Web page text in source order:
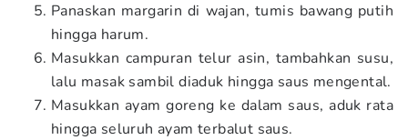
Panaskan margarin di wajan, tumis bawang putih
hingga harum.
Masukkan campuran telur asin, tambahkan susu,
lalu masak sambil diaduk hingga saus mengental.
Masukkan ayam goreng ke dalam saus, aduk rata
hingga seluruh ayam terbalut saus.